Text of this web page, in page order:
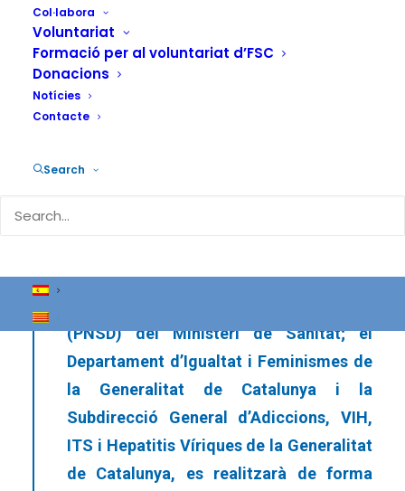
Col·labora
Voluntariat
Formació per al voluntariat d’FSC
Donacions
Notícies
Contacte
Search
27 DE FEBRER DE 2025
FUNDACIÓN SALUD Y COMUNIDAD
L’Observatori Noctámbul@s de la
celebrarà el proper 21 de març la seva XI
finançada per la Delegació del Govern
(PNSD) del Ministeri de Sanitat; el
Departament d’Igualtat i Feminismes de
la Generalitat de Catalunya i la
Subdirecció General d’Adiccions, VIH,
ITS i Hepatitis Víriques de la Generalitat
de Catalunya, es realitzarà de forma